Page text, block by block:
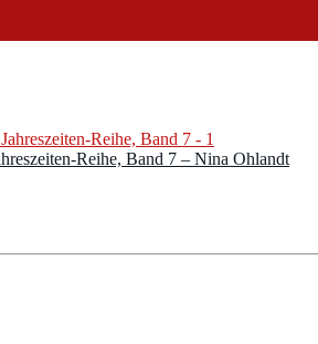
Reihe, Band 7 – Nina Ohlandt